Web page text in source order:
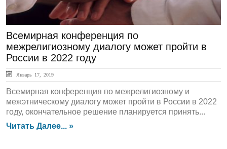
Всемирная конференция по
межрелигиозному диалогу может пройти в
России в 2022 году
Январь 17, 2019
Всемирная конференция по межрелигиозному и
межэтническому диалогу может пройти в России в 2022
году, окончательное решение планируется принять...
Читать Далее... »